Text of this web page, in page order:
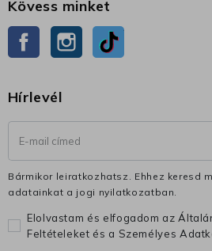
Kövess minket
Facebook Instagram
Hírlevél
Bármikor leiratkozhatsz. Ehhez keresd
adatainkat a jogi nyilatkozatban.
Elolvastam és elfogadom az
Feltételeket és a Személyes